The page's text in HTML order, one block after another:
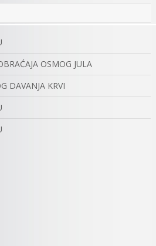
OSMOG JULA
DAVANJA KRVI